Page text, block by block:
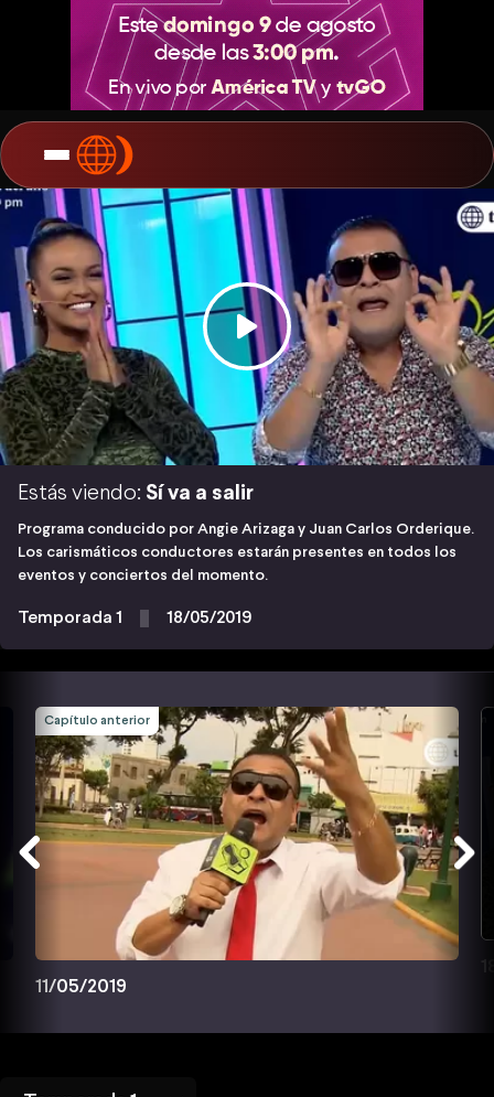
Estás viendo: Sí va a salir
Programa conducido por Angie Arizaga y Juan Carlos Orderique.
Los carismáticos conductores estarán presentes en todos los
eventos y conciertos del momento.
Temporada 1 18/05/2019
Capítulo anterior
11/05/2019